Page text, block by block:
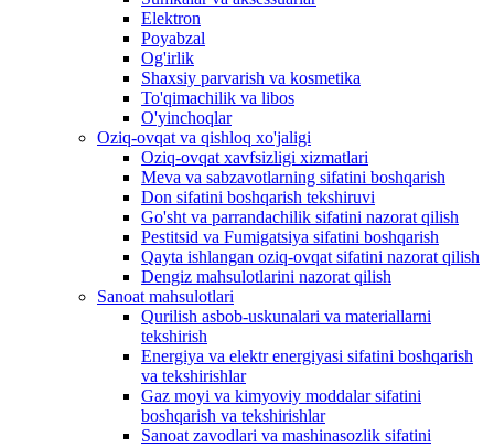
Elektron
Poyabzal
Og'irlik
Shaxsiy parvarish va kosmetika
To'qimachilik va libos
O'yinchoqlar
Oziq-ovqat va qishloq xo'jaligi
Oziq-ovqat xavfsizligi xizmatlari
Meva va sabzavotlarning sifatini boshqarish
Don sifatini boshqarish tekshiruvi
Go'sht va parrandachilik sifatini nazorat qilish
Pestitsid va Fumigatsiya sifatini boshqarish
Qayta ishlangan oziq-ovqat sifatini nazorat qilish
Dengiz mahsulotlarini nazorat qilish
Sanoat mahsulotlari
Qurilish asbob-uskunalari va materiallarni
tekshirish
Energiya va elektr energiyasi sifatini boshqarish
va tekshirishlar
Gaz moyi va kimyoviy moddalar sifatini
boshqarish va tekshirishlar
Sanoat zavodlari va mashinasozlik sifatini